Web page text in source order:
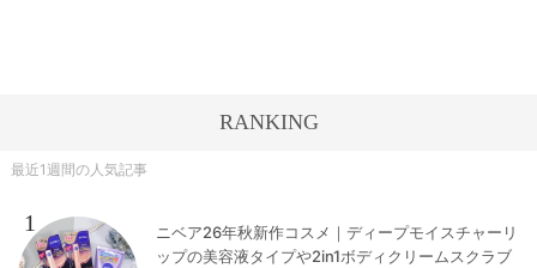
RANKING
最近1週間の人気記事
1
ニベア26年秋新作コスメ｜ディープモイスチャーリ
ップの美容液タイプや2in1ボディクリームスクラブ